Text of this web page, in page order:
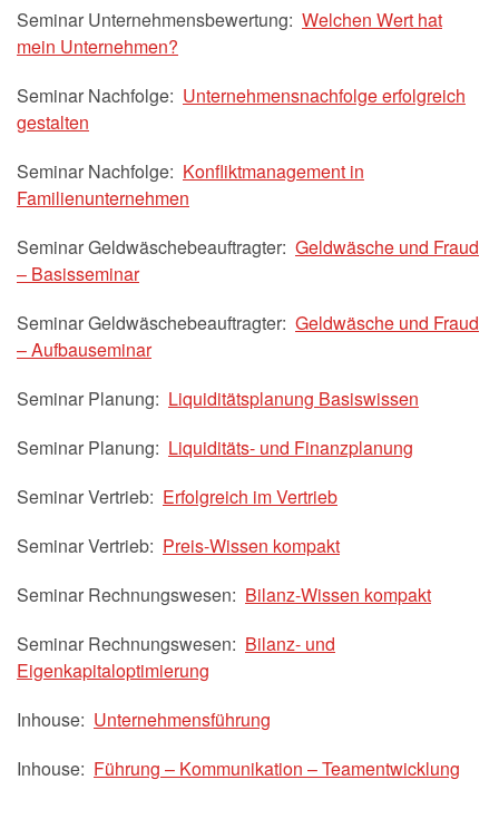
Seminar Unternehmensbewertung: Welchen Wert hat
mein Unternehmen?
Seminar Nachfolge: Unternehmensnachfolge erfolgreich
gestalten
Seminar Nachfolge: Konfliktmanagement in
Familienunternehmen
Seminar Geldwäschebeauftragter: Geldwäsche und Fraud
– Basisseminar
Seminar Geldwäschebeauftragter: Geldwäsche und Fraud
– Aufbauseminar
Seminar Planung: Liquiditätsplanung Basiswissen
Seminar Planung: Liquiditäts- und Finanzplanung
Seminar Vertrieb: Erfolgreich im Vertrieb
Seminar Vertrieb: Preis-Wissen kompakt
Seminar Rechnungswesen: Bilanz-Wissen kompakt
Seminar Rechnungswesen: Bilanz- und
Eigenkapitaloptimierung
Inhouse: Unternehmensführung
Inhouse: Führung – Kommunikation – Teamentwicklung